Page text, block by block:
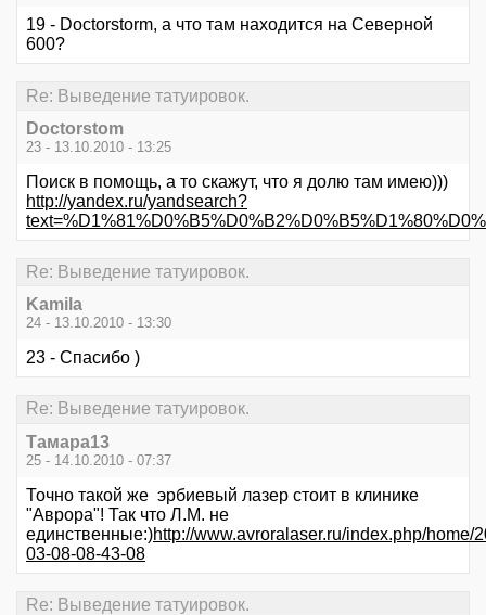
19 - Doctorstorm, а что там находится на Северной
600?
Re: Выведение татуировок.
Doctorstom
23 - 13.10.2010 - 13:25
Поиск в помощь, а то скажут, что я долю там имею)))
http://yandex.ru/yandsearch?
Re: Выведение татуировок.
Kamila
24 - 13.10.2010 - 13:30
23 - Спасибо )
Re: Выведение татуировок.
Тамара13
25 - 14.10.2010 - 07:37
Точно такой же эрбиевый лазер стоит в клинике
"Аврора"! Так что Л.М. не
единственные:)http://www.avroralaser.ru/index.php/home/
03-08-08-43-08
Re: Выведение татуировок.